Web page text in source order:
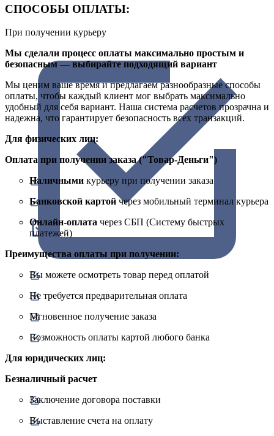
СПОСОБЫ ОПЛАТЫ:
При получении курьеру
Мы сделали процесс оплаты максимально простым и
безопасным — выбирайте подходящий вариант
Мы ценим ваше время и предлагаем разнообразные способы
оплаты, чтобы каждый клиент мог выбрать максимально
удобный для себя вариант. Наша система расчетов прозрачна и
надежна, что гарантирует безопасность всех транзакций.
Для физических лиц:
Оплата при получении заказа ("Товар-Деньги")
Наличными курьеру при получении заказа
Банковской картой через мобильный терминал курьера
Онлайн-оплата через СБП (Систему быстрых
платежей)
Преимущества оплаты при получении:
Вы можете осмотреть товар перед оплатой
Не требуется предварительная оплата
Мгновенное получение заказа
Возможность оплаты картой любого банка
Для юридических лиц:
Безналичный расчет
Заключение договора поставки
Выставление счета на оплату